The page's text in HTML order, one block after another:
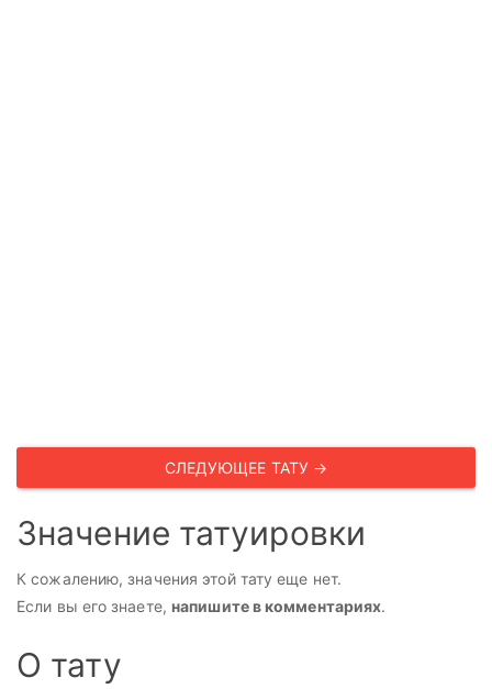
СЛЕДУЮЩЕЕ ТАТУ →
Значение татуировки
К сожалению, значения этой тату еще нет.
Если вы его знаете, напишите в комментариях.
О тату